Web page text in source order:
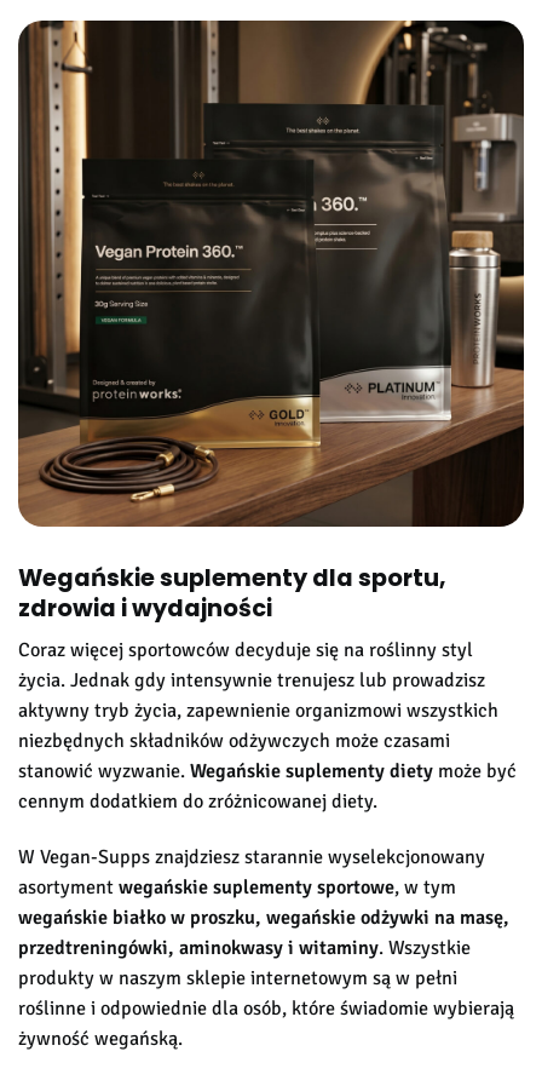
Wegańskie suplementy dla sportu,
zdrowia i wydajności
Coraz więcej sportowców decyduje się na roślinny styl
życia. Jednak gdy intensywnie trenujesz lub prowadzisz
aktywny tryb życia, zapewnienie organizmowi wszystkich
niezbędnych składników odżywczych może czasami
stanowić wyzwanie. Wegańskie suplementy diety może być
cennym dodatkiem do zróżnicowanej diety.
W Vegan-Supps znajdziesz starannie wyselekcjonowany
asortyment wegańskie suplementy sportowe, w tym
wegańskie białko w proszku, wegańskie odżywki na masę,
przedtreningówki, aminokwasy i witaminy. Wszystkie
produkty w naszym sklepie internetowym są w pełni
roślinne i odpowiednie dla osób, które świadomie wybierają
żywność wegańską.